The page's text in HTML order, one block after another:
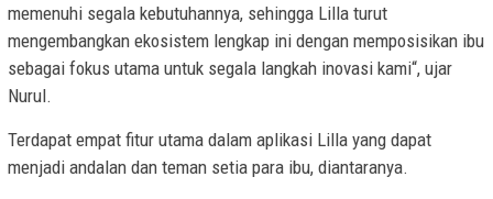
memenuhi segala kebutuhannya, sehingga Lilla turut
mengembangkan ekosistem lengkap ini dengan memposisikan ibu
sebagai fokus utama untuk segala langkah inovasi kami“, ujar
Nurul.
Terdapat empat fitur utama dalam aplikasi Lilla yang dapat
menjadi andalan dan teman setia para ibu, diantaranya.